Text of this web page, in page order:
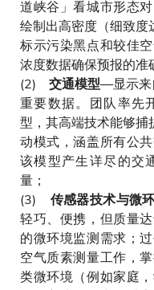
道峡谷」看城市形态
绘制出高密度（细致度
标示污染黑点和较佳
浓度数据确保预报的准
(2) 交通模型—显示来
重要数据。团队率先
型，其高端技术能够
动模式，涵盖所有公
该模型产生详尽的交
量；
(3) 传感器技术与微
轻巧、便携，但质量
的微环境监测需求；
空气质素测量工作，
类微环境（例如家庭